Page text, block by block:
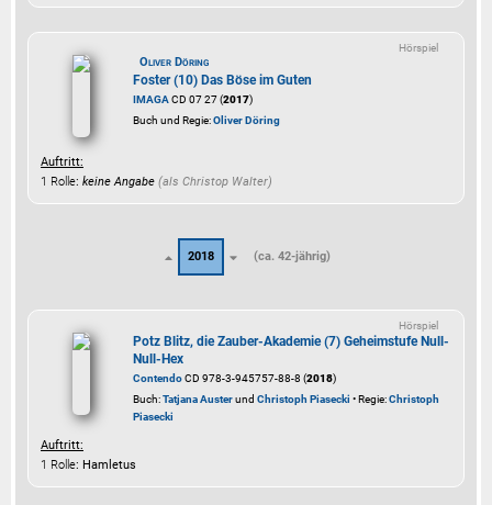
Hörspiel
Oliver Döring
Foster (10) Das Böse im Guten
IMAGACD 07 27 (2017)
Buch und Regie:Oliver Döring
Auftritt:
1 Rolle: keine Angabe (als Christop Walter)
2018 (ca. 42-jährig)
Hörspiel
Potz Blitz, die Zauber-Akademie (7) Geheimstufe Null-
Null-Hex
ContendoCD 978-3-945757-88-8 (2018)
Buch:Tatjana Austerund Christoph Piasecki • Regie:Christoph
Piasecki
Auftritt:
1 Rolle: Hamletus